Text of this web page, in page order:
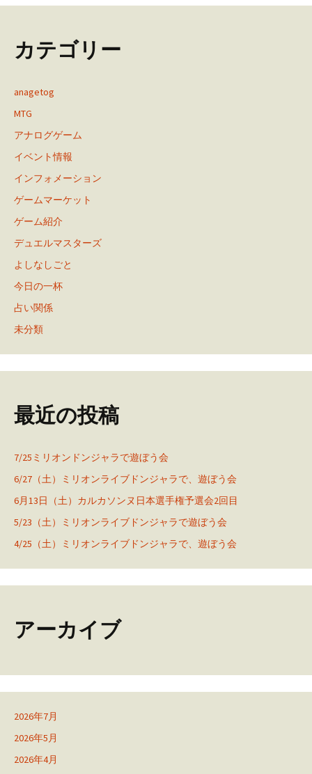
カテゴリー
anagetog
MTG
アナログゲーム
イベント情報
インフォメーション
ゲームマーケット
ゲーム紹介
デュエルマスターズ
よしなしごと
今日の一杯
占い関係
未分類
最近の投稿
7/25ミリオンドンジャラで遊ぼう会
6/27（土）ミリオンライブドンジャラで、遊ぼう会
6月13日（土）カルカソンヌ日本選手権予選会2回目
5/23（土）ミリオンライブドンジャラで遊ぼう会
4/25（土）ミリオンライブドンジャラで、遊ぼう会
アーカイブ
2026年7月
2026年5月
2026年4月